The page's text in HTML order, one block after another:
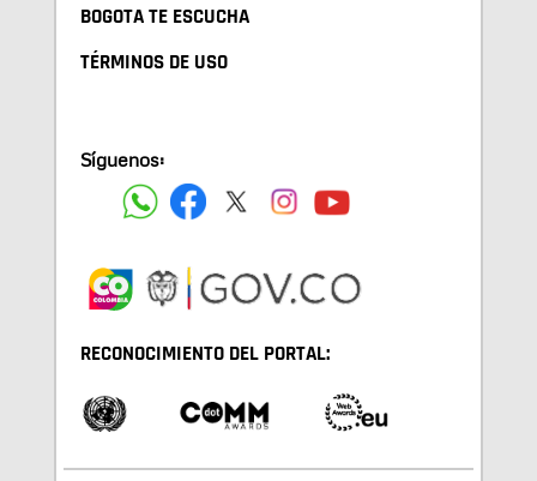
BOGOTA TE ESCUCHA
TÉRMINOS DE USO
Síguenos:
RECONOCIMIENTO DEL PORTAL: